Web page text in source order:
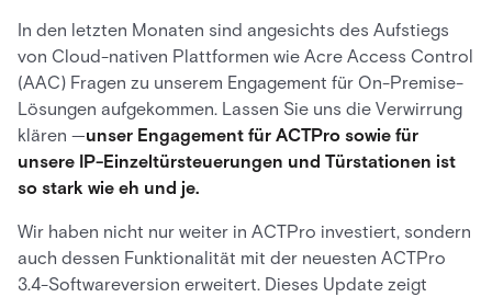
In den letzten Monaten sind angesichts des Aufstiegs
von Cloud-nativen Plattformen wie Acre Access Control
(AAC) Fragen zu unserem Engagement für On-Premise-
Lösungen aufgekommen. Lassen Sie uns die Verwirrung
klären —unser Engagement für ACTPro sowie für
unsere IP-Einzeltürsteuerungen und Türstationen ist
so stark wie eh und je.
Wir haben nicht nur weiter in ACTPro investiert, sondern
auch dessen Funktionalität mit der neuesten ACTPro
3.4-Softwareversion erweitert. Dieses Update zeigt